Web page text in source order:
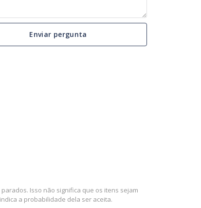
Enviar pergunta
Isso não significa que os itens sejam
a probabilidade dela ser aceita.